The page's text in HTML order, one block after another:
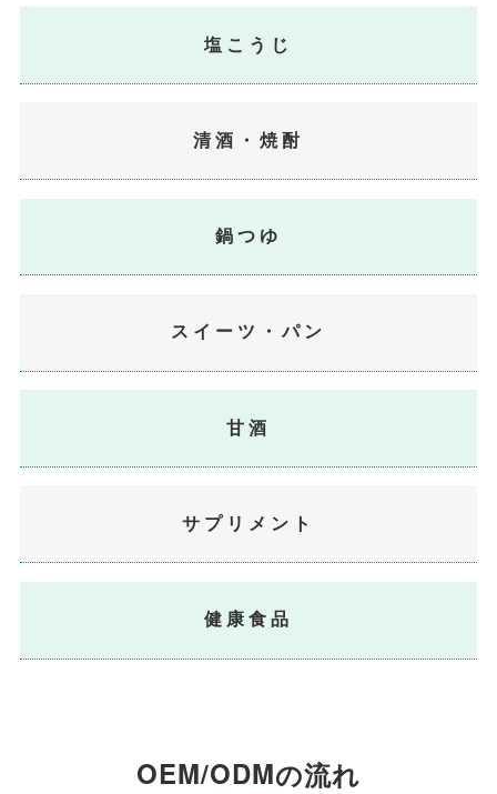
塩こうじ
清酒・焼酎
鍋つゆ
スイーツ・パン
甘酒
サプリメント
健康食品
OEM/ODMの流れ